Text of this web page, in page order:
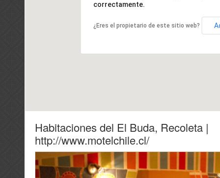
correctamente.
¿Eres el propietario de este sitio web?
Habitaciones del El Buda, Recoleta |
http://www.motelchile.cl/